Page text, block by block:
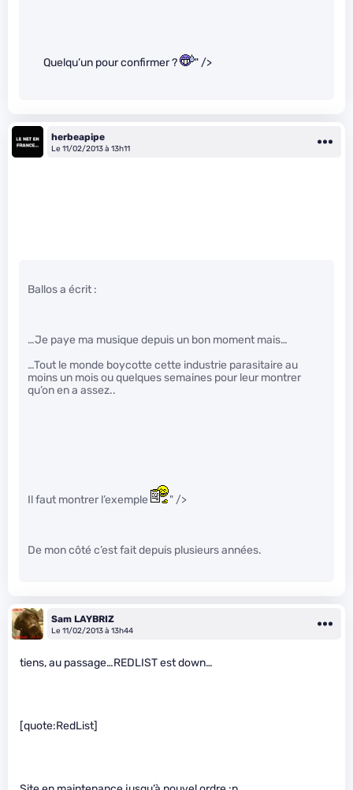
Quelqu’un pour confirmer ? " />
herbeapipe
Le 11/02/2013 à 13h11
Ballos a écrit :
…Je paye ma musique depuis un bon moment mais…
…Tout le monde boycotte cette industrie parasitaire au
moins un mois ou quelques semaines pour leur montrer
qu’on en a assez..
Il faut montrer l’exemple " />
De mon côté c’est fait depuis plusieurs années.
Sam LAYBRIZ
Le 11/02/2013 à 13h44
tiens, au passage…REDLIST est down…
[quote:RedList]